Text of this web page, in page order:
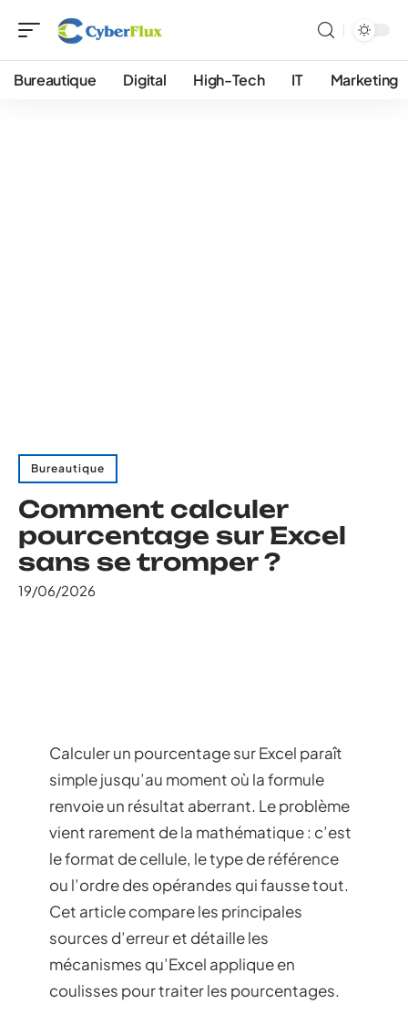
Bureautique Digital High-Tech IT Marketing
Bureautique
Comment calculer
pourcentage sur Excel
sans se tromper ?
19/06/2026
Calculer un pourcentage sur Excel paraît
simple jusqu’au moment où la formule
renvoie un résultat aberrant. Le problème
vient rarement de la mathématique : c’est
le format de cellule, le type de référence
ou l’ordre des opérandes qui fausse tout.
Cet article compare les principales
sources d’erreur et détaille les
mécanismes qu’Excel applique en
coulisses pour traiter les pourcentages.